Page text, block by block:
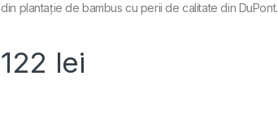
din plantație de bambus cu perii de calitate din DuPont.
122 lei